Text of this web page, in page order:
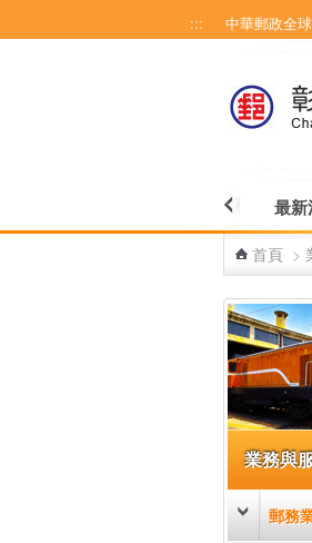
::: 中華郵政全
最新
首頁 >
業務與
郵務